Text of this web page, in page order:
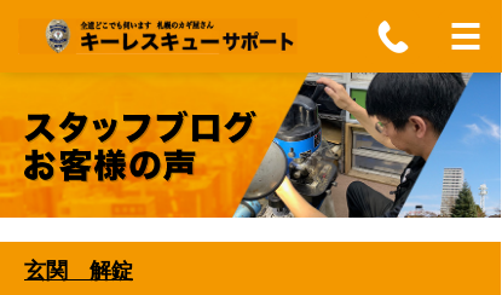
玄関 解錠